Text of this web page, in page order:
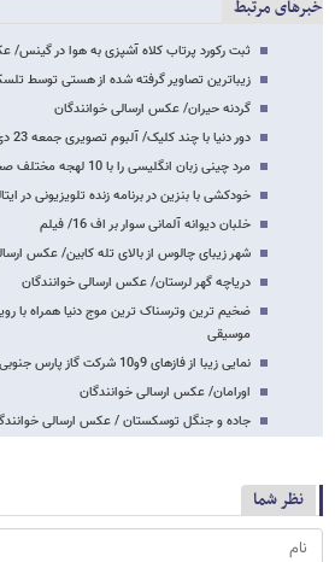
خبرهای مرتبط
ثبت رکورد پرتاب کلاه آشپزی به هوا در
زیباترین تصاویر گرفته شده از هستی توسط
گردنه حیران/ عکس ارسالی خوانندگان
دور دنیا با چند کلیک/ آلبوم تصویری جمعه 23 دی ماه 1390
مرد چینی زبان انگلیسی را با 10 لهجه مختلف صحبت می کند/فیلم
خودکشی با بنزین در برنامه زنده تلویزیونی در
خلبان دیوانه آلمانی سوار بر اف 16/ فیلم
شهر زیبای چالوس از بالای تله کابین/ عکس
دریاچه گهر لرستان/ عکس ارسالی خوانندگان
ضخیم ترین وترسناک ترین موج دنیا همراه با
موسیقی
نمایی زیبا از فازهای 9و10 شرکت گاز پارس جنوبی/ عکس ارسالی خوانندگان
اورامان/ عکس ارسالی خوانندگان
جاده و جنگل توسکستان / عکس ارسالی
نظر شما